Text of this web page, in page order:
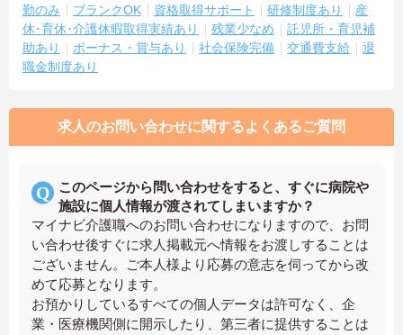
勤のみ
ブランクOK 資格取得サポート 研修制度あり
産
休･育休･介護休暇取得実績あり
残業少なめ
託児所・育児補
助あり
ボーナス・賞与あり 社会保険完備 交通費支給
退
職金制度あり
求人のお問い合わせに関するよくあるご質問
このページから問い合わせをすると、すぐに病院や
施設に個人情報が渡されてしまいますか？
マイナビ介護職へのお問い合わせになりますので、お問
い合わせ後すぐに求人掲載元へ情報をお渡しすることは
ございません。ご本人様より応募の意志を伺ってから改
めて応募となります。
お預かりしているすべての個人データは許可なく、企
業・医療機関側に開示したり、第三者に提供することは